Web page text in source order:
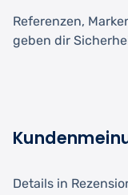
Referenzen,
geben dir
Details in